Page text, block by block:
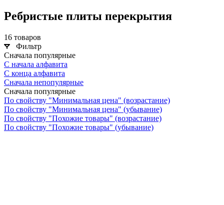
Ребристые плиты перекрытия
16 товаров
Фильтр
Сначала популярные
С начала алфавита
С конца алфавита
Сначала непопулярные
Сначала популярные
По свойству "Минимальная цена" (возрастание)
По свойству "Минимальная цена" (убывание)
По свойству "Похожие товары" (возрастание)
По свойству "Похожие товары" (убывание)